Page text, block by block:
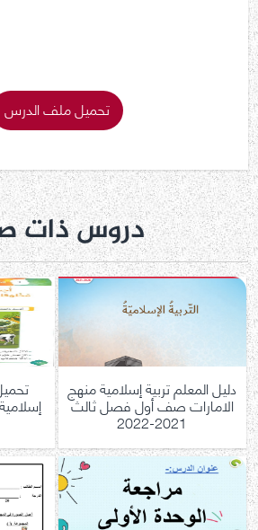
تحميل ملف الدرس
دروس ذات
دليل المعلم تربية إسلامية منهج
الامارات صف أول فصل ثالث
2021-2022